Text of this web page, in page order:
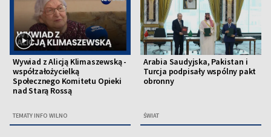
Wywiad z Alicją Klimaszewską -
współzałożycielką
Społecznego Komitetu Opieki
nad Starą Rossą
TEMATY INFO WILNO
Arabia Saudyjska, Pakistan i
Turcja podpisały wspólny pakt
obronny
ŚWIAT